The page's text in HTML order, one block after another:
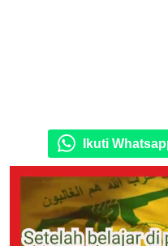
Ikuti